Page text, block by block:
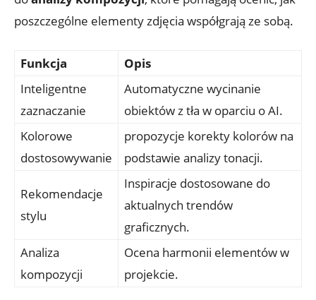
poszczególne elementy zdjęcia współgrają ze sobą.
Funkcja
Opis
Inteligentne
zaznaczanie
Automatyczne wycinanie
obiektów z tła w oparciu o AI.
Kolorowe
dostosowywanie
propozycje korekty kolorów na
podstawie analizy tonacji.
Rekomendacje
stylu
Inspiracje dostosowane do
aktualnych trendów
graficznych.
Analiza
kompozycji
Ocena harmonii elementów w
projekcie.